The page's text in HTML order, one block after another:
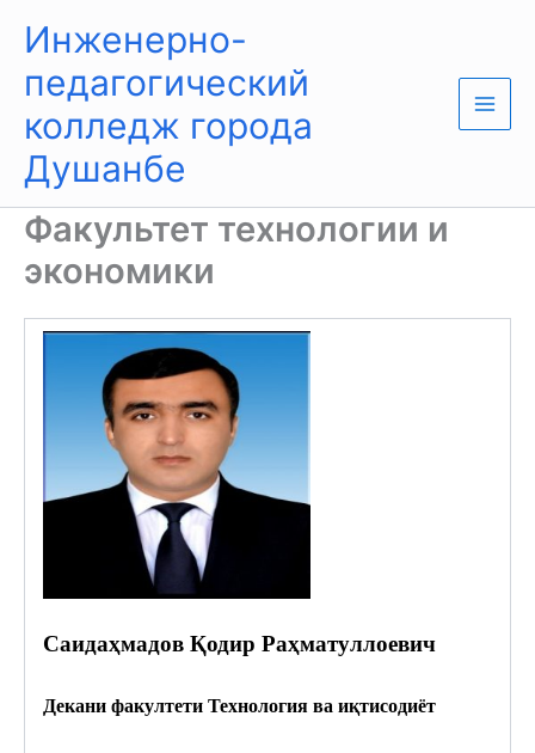
содержимому
Инженерно-
педагогический
колледж города
Душанбе
Факультет технологии и
экономики
Саидаҳмадов Қодир Раҳматуллоевич
Декани факултети Технология ва иқтисодиёт